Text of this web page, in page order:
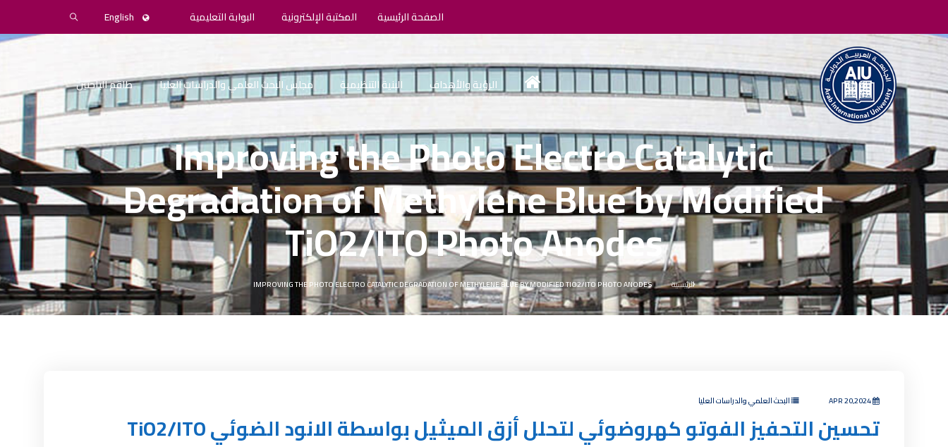
الصفحة الرئيسية المكتبة الإلكترونية البوابة التعليمية English
الرؤية والأهداف البنية التنظيمية مجلس البحث العلمي والدراسات العليا طاقم الباحثين
Improving the Photo Electro Catalytic
Degradation of Methylene Blue by Modified
TiO2/ITO Photo Anodes
الرئيسية IMPROVING THE PHOTO ELECTRO CATALYTIC DEGRADATION OF METHYLENE BLUE BY MODIFIED TIO2/ITO PHOTO ANODES
APR 20,2024 البحث العلمي والدراسات العليا
تحسين التحفيز الفوتو كهروضوئي لتحلل أزق الميثيل بواسطة الانود الضوئي TiO2/ITO